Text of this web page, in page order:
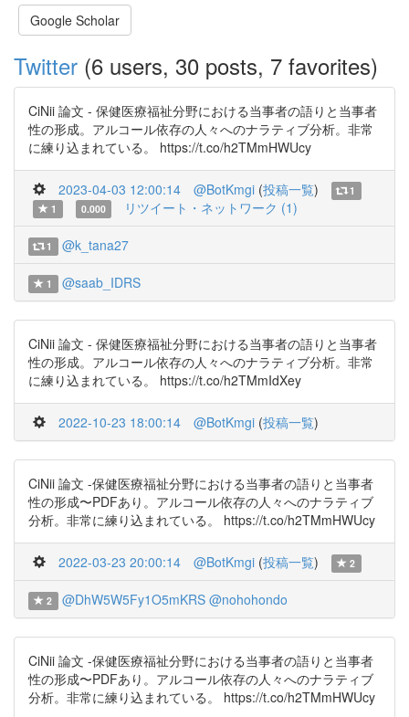
Google Scholar
Twitter (6 users, 30 posts, 7 favorites)
CiNii 論文 - 保健医療福祉分野における当事者の語りと当事者
性の形成。アルコール依存の人々へのナラティブ分析。非常
に練り込まれている。 https://t.co/h2TMmHWUcy
2023-04-03 12:00:14 @BotKmgi (投稿一覧)
1
1
0.000 リツイート・ネットワーク (1)
1 @k_tana27
1 @saab_IDRS
CiNii 論文 - 保健医療福祉分野における当事者の語りと当事者
性の形成。アルコール依存の人々へのナラティブ分析。非常
に練り込まれている。 https://t.co/h2TMmIdXey
2022-10-23 18:00:14 @BotKmgi (投稿一覧)
CiNii 論文 -保健医療福祉分野における当事者の語りと当事者
性の形成〜PDFあり。アルコール依存の人々へのナラティブ
分析。非常に練り込まれている。 https://t.co/h2TMmHWUcy
2022-03-23 20:00:14 @BotKmgi (投稿一覧) 2
2 @DhW5W5Fy1O5mKRS @nohohondo
CiNii 論文 -保健医療福祉分野における当事者の語りと当事者
性の形成〜PDFあり。アルコール依存の人々へのナラティブ
分析。非常に練り込まれている。 https://t.co/h2TMmHWUcy